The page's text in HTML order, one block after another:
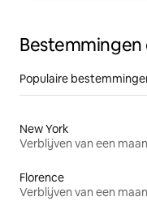
Populaire
New York
Verblijven van een
Florence
Verblijven van een